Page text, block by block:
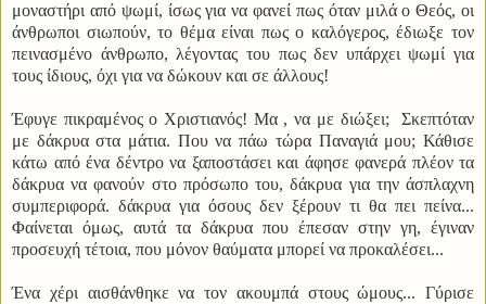
μοναστήρι από ψωμί, ίσως για να φανεί πως όταν μιλά ο Θεός, οι
άνθρωποι σιωπούν, το θέμα είναι πως ο καλόγερος, έδιωξε τον
πεινασμένο άνθρωπο, λέγοντας του πως δεν υπάρχει ψωμί για
τους ίδιους, όχι για να δώκουν και σε άλλους!
Έφυγε πικραμένος ο Χριστιανός! Μα , να με διώξει; Σκεπτόταν
με δάκρυα στα μάτια. Που να πάω τώρα Παναγιά μου; Κάθισε
κάτω από ένα δέντρο να ξαποστάσει και άφησε φανερά πλέον τα
δάκρυα να φανούν στο πρόσωπο του, δάκρυα για την άσπλαχνη
συμπεριφορά. δάκρυα για όσους δεν ξέρουν τι θα πει πείνα...
Φαίνεται όμως, αυτά τα δάκρυα που έπεσαν στην γη, έγιναν
προσευχή τέτοια, που μόνον θαύματα μπορεί να προκαλέσει...
Ένα χέρι αισθάνθηκε να τον ακουμπά στους ώμους... Γύρισε